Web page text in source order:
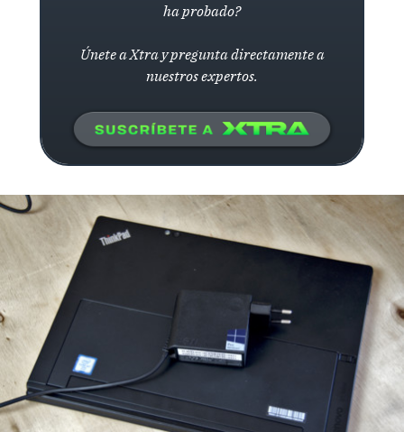
ha probado?
Únete a Xtra y pregunta directamente a
nuestros expertos.